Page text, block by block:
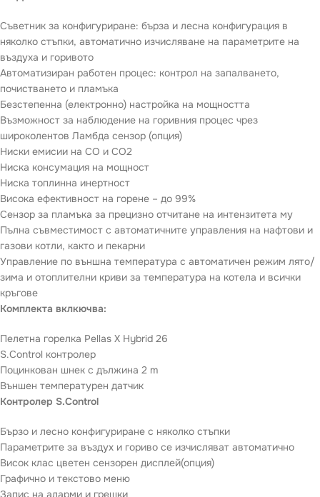
Съветник за конфигуриране: бърза и лесна конфигурация в
няколко стъпки, автоматично изчисляване на параметрите на
въздуха и горивото
Автоматизиран работен процес: контрол на запалването,
почистването и пламъка
Безстепенна (електронно) настройка на мощността
Възможност за наблюдение на горивния процес чрез
широколентов Ламбда сензор (опция)
Ниски емисии на CO и CO2
Ниска консумация на мощност
Ниска топлинна инертност
Висока ефективност на горене – до 99%
Сензор за пламъка за прецизно отчитане на интензитета му
Пълна съвместимост с автоматичните управления на нафтови и
газови котли, както и пекарни
Управление по външна температура с автоматичен режим лято/
зима и отоплителни криви за температура на котела и всички
кръгове
Комплекта вклкючва:
Пелетна горелка Pellas X Hybrid 26
S.Control контролер
Поцинкован шнек с дължина 2 m
Външен температурен датчик
Контролер S.Control
Бързо и лесно конфигуриране с няколко стъпки
Параметрите за въздух и гориво се изчисляват автоматично
Висок клас цветен сензорен дисплей(опция)
Графично и текстово меню
Запис на аларми и грешки